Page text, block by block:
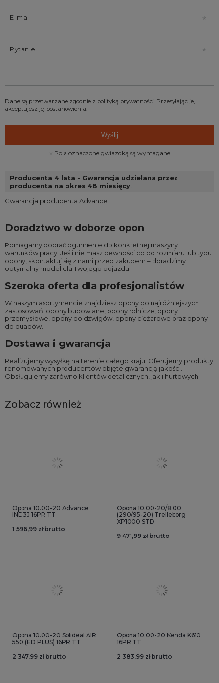
E-mail
Pytanie
Dane są przetwarzane zgodnie z polityką prywatności. Przesyłając je,
akceptujesz jej postanowienia.
Wyślij
Pola oznaczone gwiazdką są wymagane
Producenta 4 lata - Gwarancja udzielana przez
producenta na okres 48 miesięcy.
Gwarancja producenta Advance
Doradztwo w doborze opon
Pomagamy dobrać ogumienie do konkretnej maszyny i
warunków pracy. Jeśli nie masz pewności co do rozmiaru lub typu
opony, skontaktuj się z nami przed zakupem – doradzimy
optymalny model dla Twojego pojazdu.
Szeroka oferta dla profesjonalistów
W naszym asortymencie znajdziesz opony do najróżniejszych
zastosowań: opony budowlane opony rolnicze opony
przemysłowe opony do dźwigów opony ciężarowe oraz opony
do quadów
Dostawa i gwarancja
Realizujemy wysyłkę na terenie całego kraju. Oferujemy produkty
renomowanych producentów objęte gwarancją jakości.
Obsługujemy zarówno klientów detalicznych, jak i hurtowych.
Zobacz również
Opona 10.00-20 Advance
IND3J 16PR TT
1 596,99 zł brutto
Opona 10.00-20/8.00
(290/95-20) Trelleborg
XP1000 STD
9 471,99 zł brutto
Opona 10.00-20 Solideal AIR
550 (ED PLUS) 16PR TT
2 347,99 zł brutto
Opona 10.00-20 Kenda K610
16PR TT
2 383,99 zł brutto